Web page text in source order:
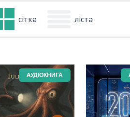
сітка ліста
AУДІОКНИГА